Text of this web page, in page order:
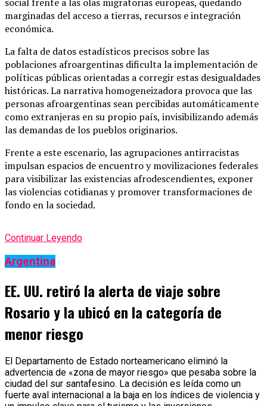
marginadas del acceso a tierras, recursos e integración
económica.
La falta de datos estadísticos precisos sobre las
poblaciones afroargentinas dificulta la implementación de
políticas públicas orientadas a corregir estas desigualdades
históricas. La narrativa homogeneizadora provoca que las
personas afroargentinas sean percibidas automáticamente
como extranjeras en su propio país, invisibilizando además
las demandas de los pueblos originarios.
Frente a este escenario, las agrupaciones antirracistas
impulsan espacios de encuentro y movilizaciones federales
para visibilizar las existencias afrodescendientes, exponer
las violencias cotidianas y promover transformaciones de
fondo en la sociedad.
Continuar Leyendo
Argentina
EE. UU. retiró la alerta de viaje sobre
Rosario y la ubicó en la categoría de
menor riesgo
El Departamento de Estado norteamericano eliminó la
advertencia de «zona de mayor riesgo» que pesaba sobre la
ciudad del sur santafesino. La decisión es leída como un
fuerte aval internacional a la baja en los índices de violencia y